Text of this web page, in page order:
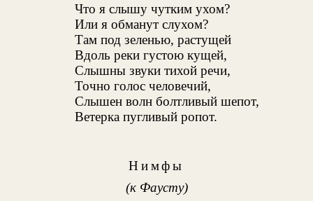
Что я слышу чутким ухом?
Или я обманут слухом?
Там под зеленью, растущей
Вдоль реки густою кущей,
Слышны звуки тихой речи,
Точно голос человечий,
Слышен волн болтливый шепот,
Ветерка пугливый ропот.
Нимфы
(к Фаусту)